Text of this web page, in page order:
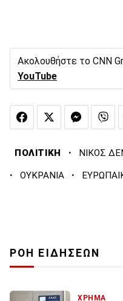
Ακολουθήστε το CNN
YouTube
ΠΟΛΙΤΙΚΗ · ΝΙΚΟΣ
· ΟΥΚΡΑΝΙΑ ·
ΡΟΗ ΕΙΔΗΣΕΩΝ
ΧΡΗΜΑ